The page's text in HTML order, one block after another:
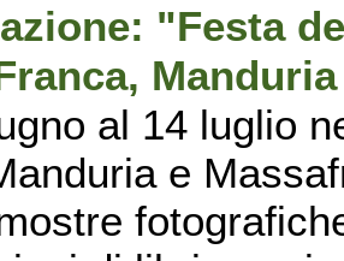
"Festa
al 14 luglio
e